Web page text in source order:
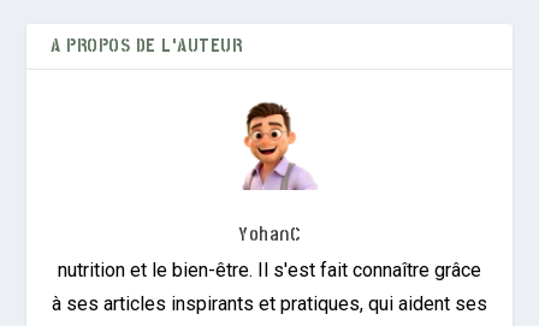
A PROPOS DE L'AUTEUR
YohanC
nutrition et le bien-être. Il s'est fait connaître grâce
à ses articles inspirants et pratiques, qui aident ses